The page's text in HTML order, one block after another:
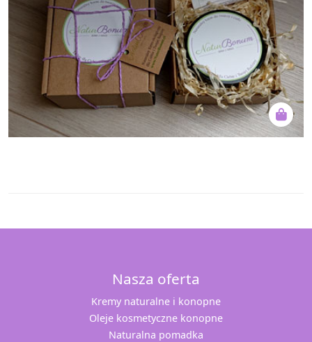
Nasza oferta
Kremy naturalne i konopne
Oleje kosmetyczne konopne
Naturalna pomadka